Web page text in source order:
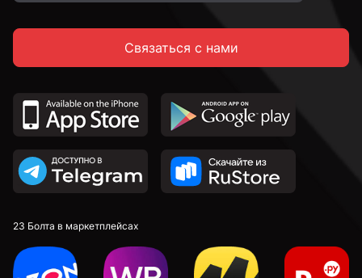
Связаться с нами
23 Болта в маркетплейсах